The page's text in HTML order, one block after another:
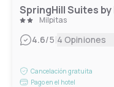
Milpitas
4.6/5|4 Opiniones
Cancelación gratuita
Pago en el hotel